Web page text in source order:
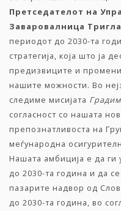
Претседателот на
Заваровалница
периодот до 2030-та
стратегија, која што ја
предизвиците и
нашите можности. Во
следиме мисијата
согласност со нашата
препознатливоста на
меѓународна
Нашата амбиција е да ги
до 2030-та година и да
пазарите надвор од
до 2030-та година, во